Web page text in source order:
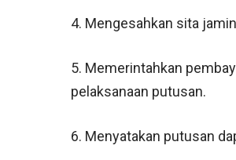
4. Mengesahkan sita
5. Memerintahkan
pelaksanaan putusan.
6. Menyatakan putusan